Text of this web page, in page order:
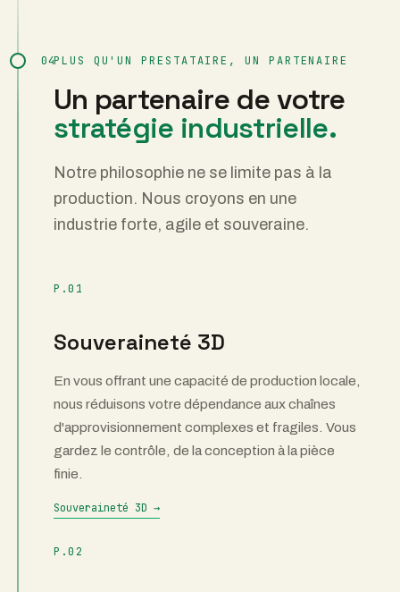
04PLUS QU'UN PRESTATAIRE, UN PARTENAIRE
Un partenaire de votre
stratégie industrielle.
Notre philosophie ne se limite pas à la
production. Nous croyons en une
industrie forte, agile et souveraine.
P.01
Souveraineté 3D
En vous offrant une capacité de production locale,
nous réduisons votre dépendance aux chaînes
d'approvisionnement complexes et fragiles. Vous
gardez le contrôle, de la conception à la pièce
finie.
Souveraineté 3D →
P.02